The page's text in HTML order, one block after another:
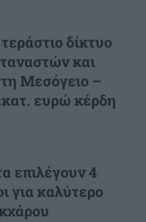
δίκτυο
και
Μεσόγειο –
ευρώ κέρδη
επιλέγουν 4
για καλύτερο